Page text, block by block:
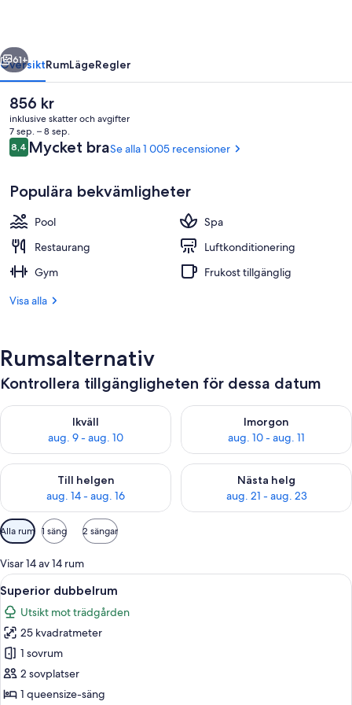
Här finns 3 restauranger som
Nästa
61+
ÖversiktRumLägeRegler
Det
nuvarande
priset
är
856 kr
856 kr
inklusive skatter och avgifter
7 sep. – 8 sep.
Recensioner
8,48,4 av 10,
Mycket braSe alla 1 005 recensioner
Populära bekvämligheter
Pool
Spa
Restaurang
Luftkonditionering
Gym
Frukost tillgänglig
Visa alla
Rumsalternativ
Kontrollera tillgängligheten för dessa datum
Ikväll
aug. 9 - aug. 10
Kontrollera tillgängligheten för ikväll aug. 9 - aug. 10
Imorgon
aug. 10 - aug. 11
Kontrollera tillgängligheten
Till helgen
aug. 14 - aug. 16
Kontrollera tillgängligheten för den här helgen aug. 14 - aug.
Nästa helg
aug. 21 - aug. 23
Kontrollera tillgängligheten
Tillgängliga
filter
för
rum
Alla rum 1 säng 2 sängar
Visar 14 av 14 rum
Öppna
alla
foton
för
Superior
dubbelrum
Ett hotellrum med en stor säng, ett
2
Superior dubbelrum
Utsikt mot trädgården
25 kvadratmeter
1 sovrum
2 sovplatser
1 queensize-säng